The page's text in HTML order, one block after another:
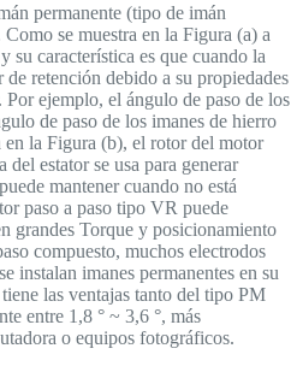
permanente (tipo de imán
se muestra en la Figura (a) a
su característica es que cuando la
retención debido a su propiedades
ejemplo, el ángulo de paso de los
de paso de los imanes de hierro
en la Figura (b), el rotor del motor
estator se usa para generar
mantener cuando no está
paso a paso tipo VR puede
grandes Torque y posicionamiento
compuesto, muchos electrodos
instalan imanes permanentes en su
las ventajas tanto del tipo PM
entre 1,8 ° ~ 3,6 °, más
o equipos fotográficos.